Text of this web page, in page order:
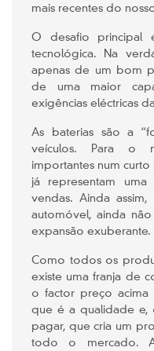
mais recentes do
O desafio principal
tecnológica. Na
apenas de um bom
de uma maior
exigências eléctricas
As baterias são a
veículos. Para o
importantes num curto
já representam uma
vendas. Ainda
automóvel, ainda
expansão exuberante.
Como todos os
existe uma franja de
o factor preço
que é a qualidade e,
pagar, que cria um
todo o mercado.